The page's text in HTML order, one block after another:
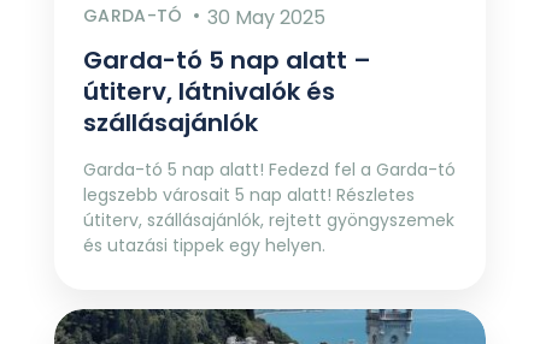
GARDA-TÓ 30 May 2025
Garda-tó 5 nap alatt –
útiterv, látnivalók és
szállásajánlók
Garda-tó 5 nap alatt! Fedezd fel a Garda-tó
legszebb városait 5 nap alatt! Részletes
útiterv, szállásajánlók, rejtett gyöngyszemek
és utazási tippek egy helyen.